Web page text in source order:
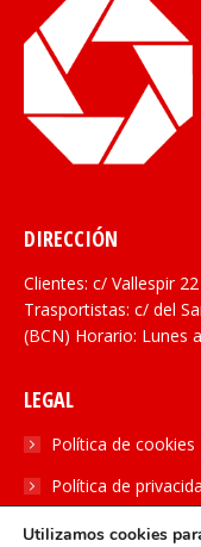
DIRECCIÓN
Clientes: c/ Vallespir
Trasportistas: c/ del
(BCN) Horario: Lunes
LEGAL
Política de cookies
Política de
Utilizamos cookies